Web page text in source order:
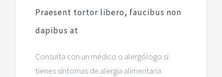
Praesent tortor libero, faucibus non
dapibus at
Consulta con un médico o alergólogo si
tienes síntomas de alergia alimentaria